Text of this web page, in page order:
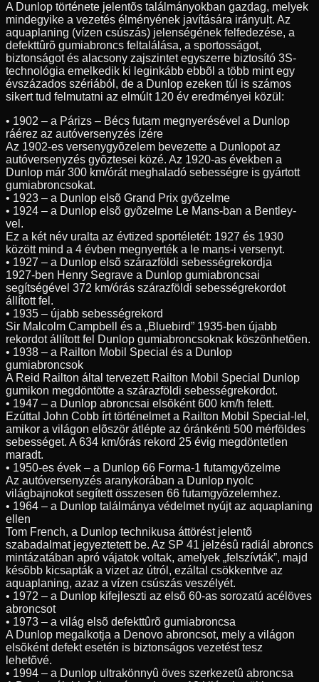
A Dunlop története jelentõs találmányokban gazdag, melyek
mindegyike a vezetés élményének javítására irányult. Az
aquaplaning (vízen csúszás) jelenségének felfedezése, a
defekttûrõ gumiabroncs feltalálása, a sportosságot,
biztonságot és alacsony zajszintet egyszerre biztosító 3S-
technológia emelkedik ki leginkább ebbõl a több mint egy
évszázados szériából, de a Dunlop ezeken túl is számos
sikert tud felmutatni az elmúlt 120 év eredményei közül:
• 1902 – a Párizs – Bécs futam megnyerésével a Dunlop
ráérez az autóversenyzés ízére
Az 1902-es versenygyõzelem bevezette a Dunlopot az
autóversenyzés gyõztesei közé. Az 1920-as években a
Dunlop már 300 km/órát meghaladó sebességre is gyártott
gumiabroncsokat.
• 1923 – a Dunlop elsõ Grand Prix gyõzelme
• 1924 – a Dunlop elsõ gyõzelme Le Mans-ban a Bentley-
vel.
Ez a két név uralta az évtized sportéletét: 1927 és 1930
között mind a 4 évben megnyerték a le mans-i versenyt.
• 1927 – a Dunlop elsõ szárazföldi sebességrekordja
1927-ben Henry Segrave a Dunlop gumiabroncsai
segítségével 372 km/órás szárazföldi sebességrekordot
állított fel.
• 1935 – újabb sebességrekord
Sir Malcolm Campbell és a „Bluebird” 1935-ben újabb
rekordot állított fel Dunlop gumiabroncsoknak köszönhetõen.
• 1938 – a Railton Mobil Special és a Dunlop
gumiabroncsok
A Reid Railton által tervezett Railton Mobil Special Dunlop
gumikon megdöntötte a szárazföldi sebességrekordot.
• 1947 – a Dunlop abroncsai elsõként 600 km/h felett.
Ezúttal John Cobb írt történelmet a Railton Mobil Special-lel,
amikor a világon elõször átlépte az óránkénti 500 mérföldes
sebességet. A 634 km/órás rekord 25 évig megdöntetlen
maradt.
• 1950-es évek – a Dunlop 66 Forma-1 futamgyõzelme
Az autóversenyzés aranykorában a Dunlop nyolc
világbajnokot segített összesen 66 futamgyõzelemhez.
• 1964 – a Dunlop találmánya védelmet nyújt az aquaplaning
ellen
Tom French, a Dunlop technikusa áttörést jelentõ
szabadalmat jegyeztetett be. Az SP 41 jelzésû radiál abroncs
mintázatában apró vájatok voltak, amelyek „felszívták”, majd
késõbb kicsapták a vizet az útról, ezáltal csökkentve az
aquaplaning, azaz a vízen csúszás veszélyét.
• 1972 – a Dunlop kifejleszti az elsõ 60-as sorozatú acélöves
abroncsot
• 1973 – a világ elsõ defekttûrõ gumiabroncsa
A Dunlop megalkotja a Denovo abroncsot, mely a világon
elsõként defekt esetén is biztonságos vezetést tesz
lehetõvé.
• 1994 – a Dunlop ultrakönnyû öves szerkezetû abroncsa